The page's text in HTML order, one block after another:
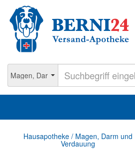
Hausapotheke / Magen, Darm und
Verdauung